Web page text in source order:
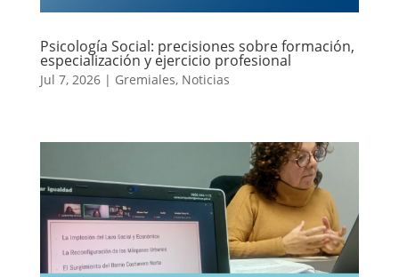
Psicología Social: precisiones sobre formación,
especialización y ejercicio profesional
Jul 7, 2026| Gremiales, Noticias